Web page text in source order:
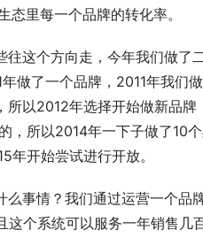
态里每一个品牌的转化率。
往这个方向走，今年我们做了
做了一个品牌，2011年我们
以2012年选择开始做新品
，所以2014年一下子做了10
年开始尝试进行开放。
事情？我们通过运营一个品
这个系统可以服务一年销售